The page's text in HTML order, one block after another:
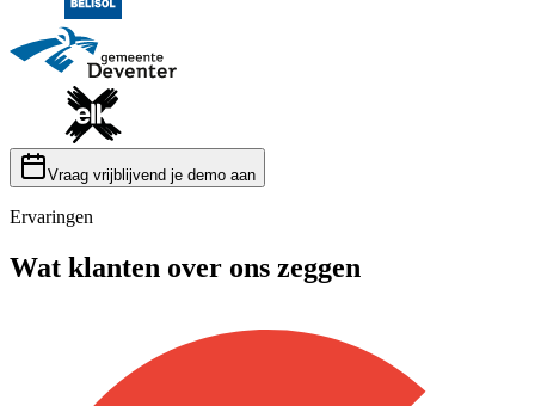
Vraag vrijblijvend je demo aan
Ervaringen
Wat klanten over ons zeggen